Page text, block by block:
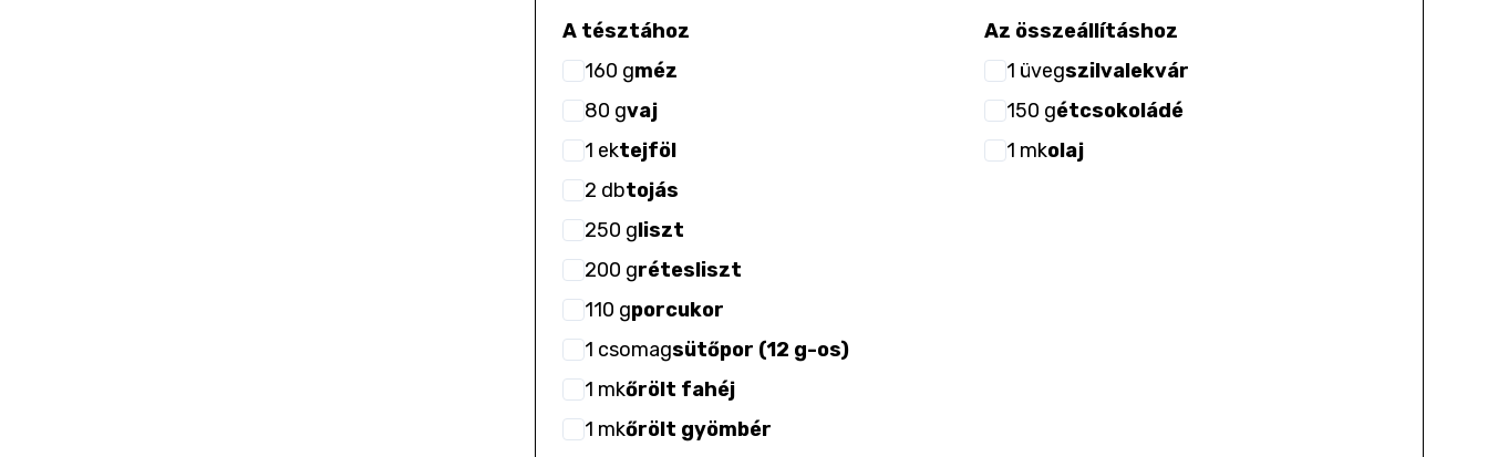
A tésztához
160 gméz
80 gvaj
1 ektejföl
2 dbtojás
250 gliszt
200 grétesliszt
110 gporcukor
1 csomagsütőpor (12 g-os)
1 mkőrölt fahéj
1 mkőrölt gyömbér
Az összeállításhoz
1 üvegszilvalekvár
150 gétcsokoládé
1 mkolaj